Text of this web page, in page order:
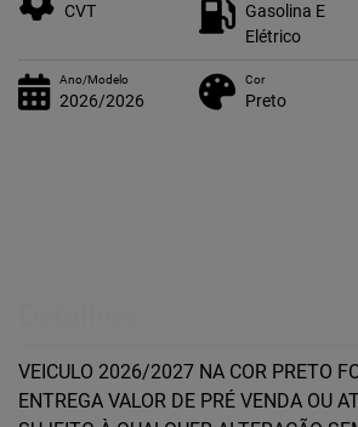
CVT
Gasolina E
Elétrico
Ano/Modelo
2026/2026
Cor
Preto
VEICULO 2026/2027 NA COR PRETO
ENTREGA VALOR DE PRÉ VENDA OU